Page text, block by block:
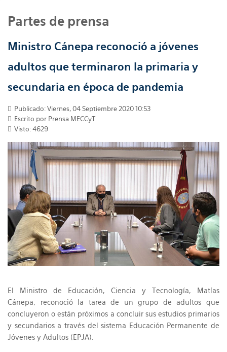
Partes de prensa
Ministro Cánepa reconoció a jóvenes
adultos que terminaron la primaria y
secundaria en época de pandemia
Publicado: Viernes, 04 Septiembre 2020 10:53
Escrito por Prensa MECCyT
Visto: 4629
El Ministro de Educación, Ciencia y Tecnología, Matías
Cánepa, reconoció la tarea de un grupo de adultos que
concluyeron o están próximos a concluir sus estudios primarios
y secundarios a través del sistema Educación Permanente de
Jóvenes y Adultos (EPJA).